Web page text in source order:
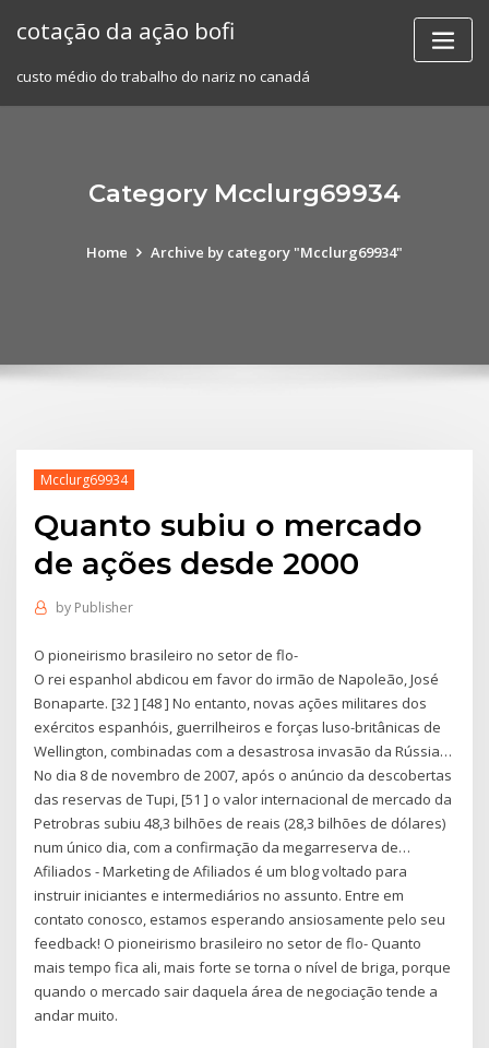
cotação da ação bofi
custo médio do trabalho do nariz no canadá
Category Mcclurg69934
Home Archive by category "Mcclurg69934"
Mcclurg69934
Quanto subiu o mercado
de ações desde 2000
by Publisher
O pioneirismo brasileiro no setor de flo-
O rei espanhol abdicou em favor do irmão de Napoleão, José
Bonaparte. [32 ] [48 ] No entanto, novas ações militares dos
exércitos espanhóis, guerrilheiros e forças luso-britânicas de
Wellington, combinadas com a desastrosa invasão da Rússia…
No dia 8 de novembro de 2007, após o anúncio da descobertas
das reservas de Tupi, [51 ] o valor internacional de mercado da
Petrobras subiu 48,3 bilhões de reais (28,3 bilhões de dólares)
num único dia, com a confirmação da megarreserva de…
Afiliados - Marketing de Afiliados é um blog voltado para
instruir iniciantes e intermediários no assunto. Entre em
contato conosco, estamos esperando ansiosamente pelo seu
feedback! O pioneirismo brasileiro no setor de flo- Quanto
mais tempo fica ali, mais forte se torna o nível de briga, porque
quando o mercado sair daquela área de negociação tende a
andar muito.